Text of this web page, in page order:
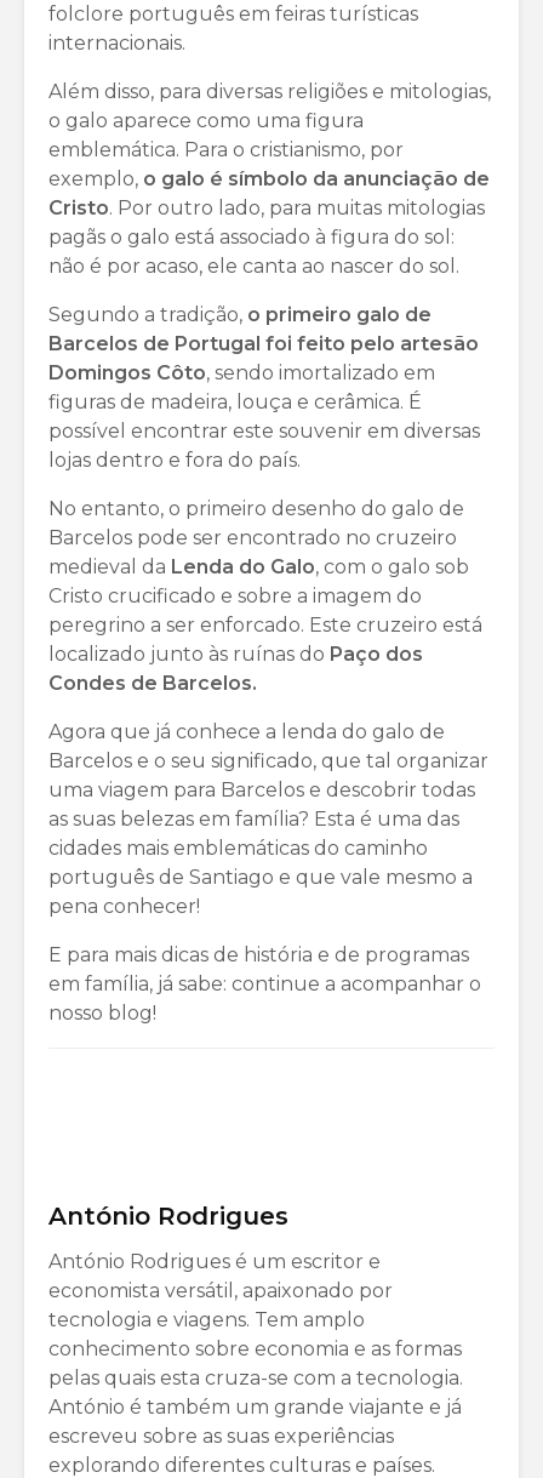
folclore português em feiras turísticas
internacionais.
Além disso, para diversas religiões e mitologias,
o galo aparece como uma figura
emblemática. Para o cristianismo, por
exemplo, o galo é símbolo da anunciação de
Cristo. Por outro lado, para muitas mitologias
pagãs o galo está associado à figura do sol:
não é por acaso, ele canta ao nascer do sol.
Segundo a tradição, o primeiro galo de
Barcelos de Portugal foi feito pelo artesão
Domingos Côto, sendo imortalizado em
figuras de madeira, louça e cerâmica. É
possível encontrar este souvenir em diversas
lojas dentro e fora do país.
No entanto, o primeiro desenho do galo de
Barcelos pode ser encontrado no cruzeiro
medieval da Lenda do Galo, com o galo sob
Cristo crucificado e sobre a imagem do
peregrino a ser enforcado. Este cruzeiro está
localizado junto às ruínas do Paço dos
Condes de Barcelos.
Agora que já conhece a lenda do galo de
Barcelos e o seu significado, que tal organizar
uma viagem para Barcelos e descobrir todas
as suas belezas em família? Esta é uma das
cidades mais emblemáticas do caminho
português de Santiago e que vale mesmo a
pena conhecer!
E para mais dicas de história e de programas
em família, já sabe: continue a acompanhar o
nosso blog!
António Rodrigues
António Rodrigues é um escritor e
economista versátil, apaixonado por
tecnologia e viagens. Tem amplo
conhecimento sobre economia e as formas
pelas quais esta cruza-se com a tecnologia.
António é também um grande viajante e já
escreveu sobre as suas experiências
explorando diferentes culturas e países.